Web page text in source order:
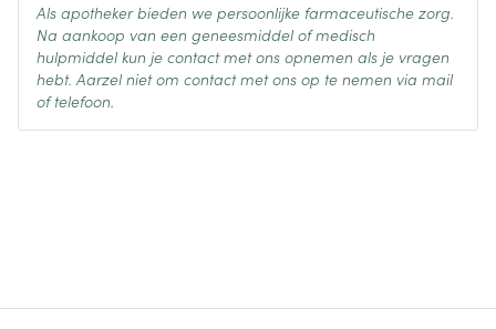
Als apotheker bieden we persoonlijke farmaceutische zorg.
Na aankoop van een geneesmiddel of medisch
hulpmiddel kun je contact met ons opnemen als je vragen
hebt. Aarzel niet om contact met ons op te nemen via mail
of telefoon.